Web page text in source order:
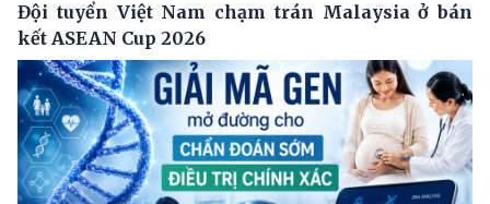
Đội tuyển Việt Nam chạm trán Malaysia ở bán
kết ASEAN Cup 2026